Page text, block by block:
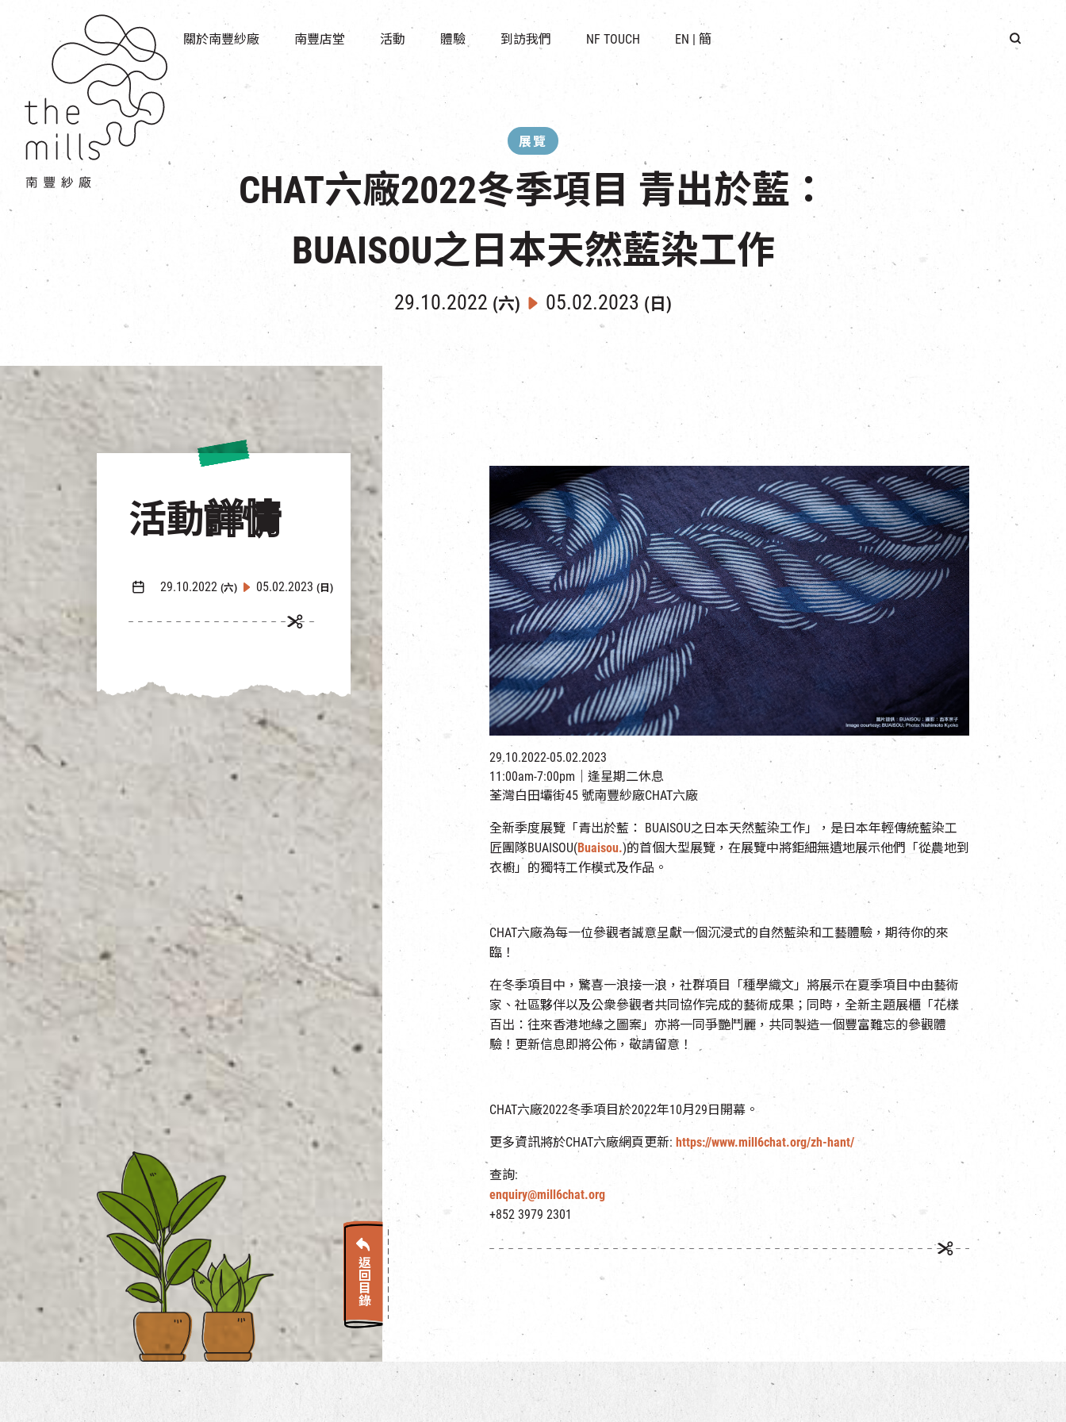
關於南豐紗廠
傳承與歷史
願景
媒體中心
南豐店堂
商店
活動
所有活動
世界之約
體驗
走進南豐紗廠
CHAT六廠
到訪我們
開放時間及位置
穿梭巴士服務
NF TOUCH EN | 簡
展覽
CHAT六廠2022冬季項目 青出於藍：
BUAISOU之日本天然藍染工作
29.10.2022 (六) 05.02.2023 (日)
活動詳情
29.10.2022 (六) 05.02.2023 (日)
返回目錄
29.10.2022-05.02.2023
11:00am-7:00pm｜逢星期二休息
荃灣白田壩街45 號南豐紗廠CHAT六廠
全新季度展覽「青出於藍： BUAISOU之日本天然藍染工作」，是日本年輕傳統藍染工
匠團隊BUAISOU(Buaisou.)的首個大型展覽，在展覽中將鉅細無遺地展示他們「從農地到
衣櫥」的獨特工作模式及作品。
CHAT六廠為每一位參觀者誠意呈獻一個沉浸式的自然藍染和工藝體驗，期待你的來
臨！
在冬季項目中，驚喜一浪接一浪，社群項目「種學織文」將展示在夏季項目中由藝術
家、社區夥伴以及公衆參觀者共同協作完成的藝術成果；同時，全新主題展櫃「花樣
百出：往來香港地緣之圖案」亦將一同爭艷鬥麗，共同製造一個豐富難忘的參觀體
驗！更新信息即將公佈，敬請留意！
CHAT六廠2022冬季項目於2022年10月29日開幕。
更多資訊將於CHAT六廠網頁更新: https://www.mill6chat.org/zh-hant/
查詢:
enquiry@mill6chat.org
+852 3979 2301